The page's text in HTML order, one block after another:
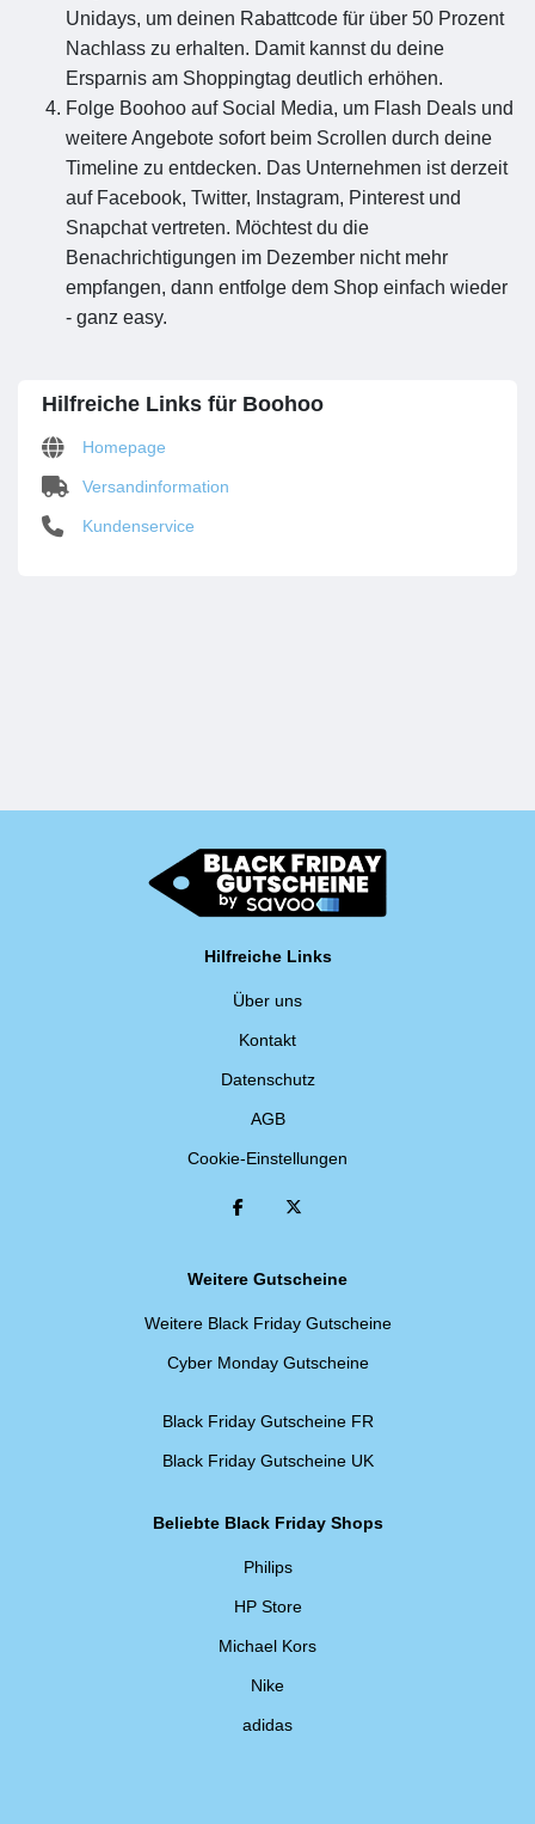
Unidays, um deinen Rabattcode für über 50 Prozent
Nachlass zu erhalten. Damit kannst du deine
Ersparnis am Shoppingtag deutlich erhöhen.
Folge Boohoo auf Social Media, um Flash Deals und
weitere Angebote sofort beim Scrollen durch deine
Timeline zu entdecken. Das Unternehmen ist derzeit
auf Facebook, Twitter, Instagram, Pinterest und
Snapchat vertreten. Möchtest du die
Benachrichtigungen im Dezember nicht mehr
empfangen, dann entfolge dem Shop einfach wieder
- ganz easy.
Hilfreiche Links für Boohoo
Homepage
Versandinformation
Kundenservice
Hilfreiche Links
Über uns
Kontakt
Datenschutz
AGB
Cookie-Einstellungen
Weitere Gutscheine
Weitere Black Friday Gutscheine
Cyber Monday Gutscheine
Black Friday Gutscheine FR
Black Friday Gutscheine UK
Beliebte Black Friday Shops
Philips
HP Store
Michael Kors
Nike
adidas